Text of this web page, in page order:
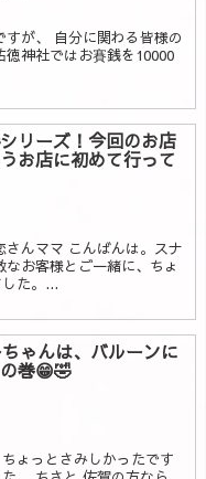
が、 自分に関わる皆様の
神社ではお賽銭を10000
リーズ！今回のお店
お店に初めて行って
さんママ こんばんは。スナ
お客様とご一緒に、ちょ
た。...
ゃんは、バルーンに
巻😁🤣
ょっとさみしかったです